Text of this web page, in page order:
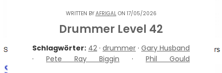
WRITTEN BY AFRIGALON 17/05/2026
Drummer Level 42
Schlagwörter: 42 · drummer · Gary Husband
· Pete Ray Biggin · Phil Gould